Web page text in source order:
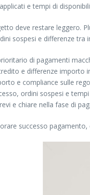
e tempi di
deve restare leggero.
sospesi e differenze
di pagamenti
e differenze importo
e compliance sulle
ordini sospesi e
e chiare nella fase di
successo